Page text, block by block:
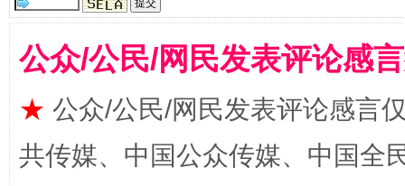
全民健身五年计划来了！等你上场
公众/公民/网民发表评论感
★ 公众/公民/网民发表评论感言
共传媒、中国公众传媒、中国全